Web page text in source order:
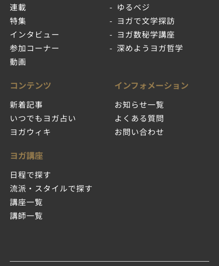
連載
特集
インタビュー
参加コーナー
動画
ゆるベジ
ヨガで文学探訪
ヨガ数秘学講座
深めようヨガ哲学
コンテンツ
新着記事
いつでもヨガ占い
ヨガウィキ
ヨガ講座
日程で探す
流派・スタイルで探す
講座一覧
講師一覧
インフォメーション
お知らせ一覧
よくある質問
お問い合わせ